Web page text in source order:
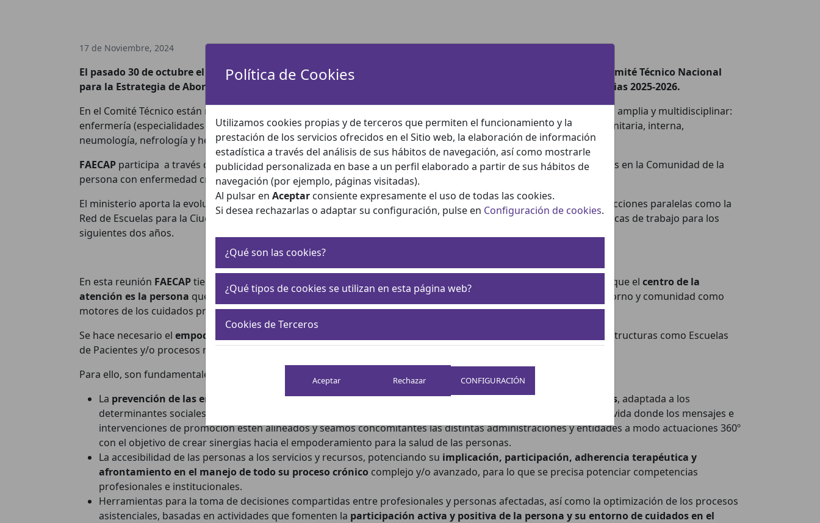
17 de Noviembre, 2024
El pasado 30 de octubre el Ministerio de Sanidad, a través de la Subdirección General de Calidad, convocó al Comité Técnico Nacional
para la Estrategia de Abordaje de la Cronicidad para exponer la situación actual de la EAC y las líneas prioritarias 2025-2026.
En el Comité Técnico están representadas el Ministerio, asociaciones de pacientes y sociedades científicas de forma amplia y multidisciplinar:
enfermería (especialidades de familia y comunitaria, pediatría, y geriatría), medicina (especialidades familiar y comunitaria, interna,
neumología, nefrología y hepatología), fisioterapeutas, trabajo social, psicología, salud pública.
FAECAP participa a través de Esther Nieto García (Presidenta) y Yolanda López (Coordinadora del grupo de Cuidados en la Comunidad de la
persona con enfermedad crónica y sus cuidadores de FAECAP)
El ministerio aporta la evolución de laEAC desde que se publicara en 2012hasta la actualidad, con el desarrollo de acciones paralelas como la
Red de Escuelas para la Ciudadanía, o las herramientas de estratificación de la población. Y presentan las líneas básicas de trabajo para los
siguientes dos años.
En esta reunión FAECAPtiene la oportunidad de exponer su postulado para el abordaje de la cronicidad sin olvidar que el centro de la
atención es la persona que convive con la enfermedad y las personas cuidadoras, integradas todas ellas en su entorno y comunidad como
motores de los cuidados precisos.
Se hace necesario el empoderamiento de la comunidad y la alfabetización en salud de la población
mediante estructuras como Escuelas
de Pacientes y/o procesos metodológicos comunitarios para la identificación de los activos en salud.
Para ello, son fundamentales líneas transversales como:
La prevención de las enfermedades crónicas no transmisibles con el foco en los estilos de vida modificables, adaptada a los
determinantes sociales de la salud que puedan producir inequidades en salud, a lo largo, ancho y circular de la vida donde los mensajes e
intervenciones de promoción estén alineados y seamos concomitantes las distintas administraciones y entidades a modo actuaciones 360º
con el objetivo de crear sinergias hacia el empoderamiento para la salud de las personas.
La accesibilidad de las personas a los servicios y recursos, potenciando su implicación, participación, adherencia terapéutica y
afrontamiento en el manejo de todo su proceso crónico complejo y/o avanzado, para lo que se precisa potenciar competencias
profesionales e institucionales.
Herramientas para la toma de decisiones compartidas entre profesionales y personas afectadas, así como la optimización de los procesos
asistenciales, basadas en actividades que fomenten la participación activa y positiva de la persona y su entorno de cuidados en el
Política de Cookies
Utilizamos cookies propias y de terceros que permiten el funcionamiento y la
prestación de los servicios ofrecidos en el Sitio web, la elaboración de información
estadística a través del análisis de sus hábitos de navegación, así como mostrarle
publicidad personalizada en base a un perfil elaborado a partir de sus hábitos de
navegación (por ejemplo, páginas visitadas).
Al pulsar en Aceptar consiente expresamente el uso de todas las cookies.
Si desea rechazarlas o adaptar su configuración, pulse en Configuración de cookies.
¿Qué son las cookies?
¿Qué tipos de cookies se utilizan en esta página web?
Cookies de Terceros
CONFIGURACIÓN